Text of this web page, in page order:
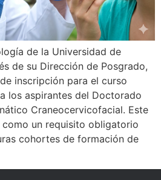
de la Universidad de
de su Dirección de Posgrado,
inscripción para el curso
los aspirantes del Doctorado
Craneocervicofacial. Este
un requisito obligatorio
cohortes de formación de